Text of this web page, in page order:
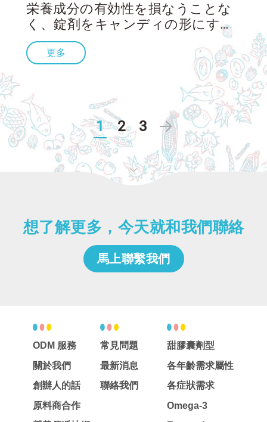
栄養成分の有効性を損なうことな
く、錠剤をキャンディの形にする
ことは可能だろうか。これは、世
界のニュートラシューティカル
（栄養補助食品）市場が解決不可
能と考えた長年の課題である。し
かし、台湾のスタートアップ
Boncha Bio（糖話生医）がその難
題を解決するヒーローになった。
厳しい道のりを経て、サプリメン
トをお菓子のようにおいしく、し
かも高用量・高生理活性を実現す
更多
1 2 3
想了解更多，今天就和我們聯絡
馬上聯繫我們
ODM 服務
關於我們
創辦人的話
原料商合作
常見問題
最新消息
聯絡我們
甜膠囊劑型
各年齡需求屬性
各症狀需求
Omega-3